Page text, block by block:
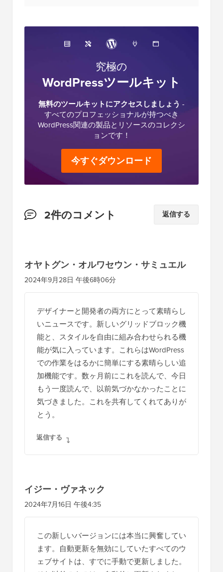
究極の
WordPressツールキット
無料のツールキットにアクセスしましょう -
すべてのプロフェッショナルが持つべき
WordPress関連の製品とリソースのコレクシ
ョンです！
今すぐダウンロード
読
の
イ
ン
2件のコメント 返信する
オヤトグン・オルワセウン・サミュエル
2024年9月28日 午後6時06分
デザイナーと開発者の両方にとって素晴らし
いニュースです。新しいグリッドブロック機
能と、スタイルを自由に組み合わせられる機
能が気に入っています。これらはWordPress
での作業をはるかに簡単にする素晴らしい追
加機能です。数ヶ月前にこれを読んで、今日
もう一度読んで、以前気づかなかったことに
気づきました。これを共有してくれてありが
とう。
返信する
イジー・ヴァネック
2024年7月16日 午後4:35
この新しいバージョンには本当に興奮してい
ます。自動更新を無効にしていたすべてのウ
ェブサイトは、すでに手動で更新しました。